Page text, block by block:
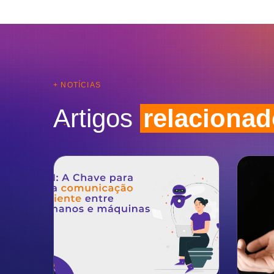
+ NOTÍCIAS
Artigos